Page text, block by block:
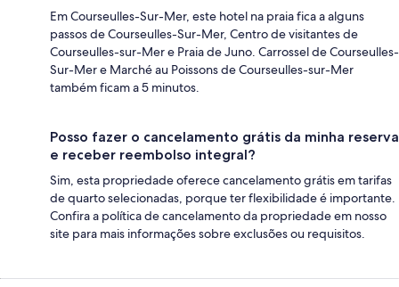
Em Courseulles-Sur-Mer, este hotel na praia fica a alguns
passos de Courseulles-Sur-Mer, Centro de visitantes de
Courseulles-sur-Mer e Praia de Juno. Carrossel de Courseulles-
Sur-Mer e Marché au Poissons de Courseulles-sur-Mer
também ficam a 5 minutos.
Posso fazer o cancelamento grátis da minha reserva
e receber reembolso integral?
Sim, esta propriedade oferece cancelamento grátis em tarifas
de quarto selecionadas, porque ter flexibilidade é importante.
Confira a política de cancelamento da propriedade em nosso
site para mais informações sobre exclusões ou requisitos.